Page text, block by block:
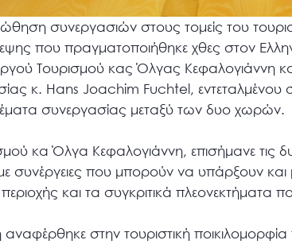
συνεργασιών στους τομείς του
που πραγματοποιήθηκε χθες στον
Τουρισμού κας Όλγας Κεφαλογιάννη
κ. Hans Joachim Fuchtel, εντεταλμένου
συνεργασίας μεταξύ των δυο χωρών.
κα Όλγα Κεφαλογιάννη, επισήμανε τις
συνέργειες που μπορούν να υπάρξουν
περιοχής και τα συγκριτικά πλεονεκτήματα
στην τουριστική